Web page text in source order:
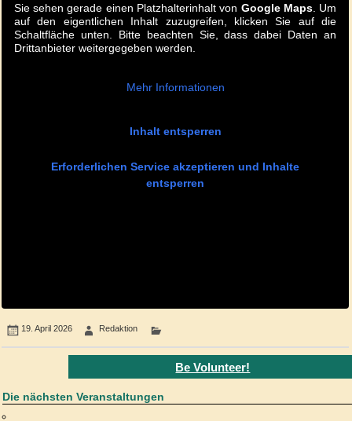
Sie sehen gerade einen Platzhalterinhalt von Google Maps . Um
auf den eigentlichen Inhalt zuzugreifen, klicken Sie auf die
Schaltfläche unten. Bitte beachten Sie, dass dabei Daten an
Drittanbieter weitergegeben werden.
Mehr Informationen
Inhalt entsperren
Erforderlichen Service akzeptieren und Inhalte
entsperren
19. April 2026 Redaktion
Be Volunteer!
Die nächsten Veranstaltungen